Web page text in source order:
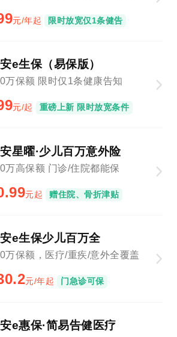
元/年起 限时放宽仅1条健告
e生保（易保版）
万保额 限时仅1条健康告知
元/起 重磅上新 限时放宽条件
星曜·少儿百万意外险
万高保额 门诊/住院都能保
元起 赠住院、骨折津贴
e生保少儿百万全
万保额，医疗/重疾/意外全覆盖
元/年起 门急诊可保
e惠保·简易告健医疗